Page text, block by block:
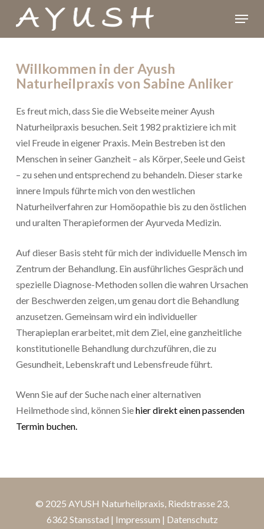
main
Menu
Willkommen in der Ayush
Naturheilpraxis von Sabine Anliker
Es freut mich, dass Sie die Webseite meiner Ayush
Naturheilpraxis besuchen. Seit 1982 praktiziere ich mit
viel Freude in eigener Praxis. Mein Bestreben ist den
Menschen in seiner Ganzheit – als Körper, Seele und Geist
– zu sehen und entsprechend zu behandeln. Dieser starke
innere Impuls führte mich von den westlichen
Naturheilverfahren zur Homöopathie bis zu den östlichen
und uralten Therapieformen der Ayurveda Medizin.
Auf dieser Basis steht für mich der individuelle Mensch im
Zentrum der Behandlung. Ein ausführliches Gespräch und
spezielle Diagnose-Methoden sollen die wahren Ursachen
der Beschwerden zeigen, um genau dort die Behandlung
anzusetzen. Gemeinsam wird ein individueller
Therapieplan erarbeitet, mit dem Ziel, eine ganzheitliche
konstitutionelle Behandlung durchzuführen, die zu
Gesundheit, Lebenskraft und Lebensfreude führt.
Wenn Sie auf der Suche nach einer alternativen
Heilmethode sind, können Siehier direkt einen passenden
Termin buchen.
© 2025 AYUSH Naturheilpraxis, Riedstrasse 23,
6362 Stansstad | Impressum | Datenschutz
Close